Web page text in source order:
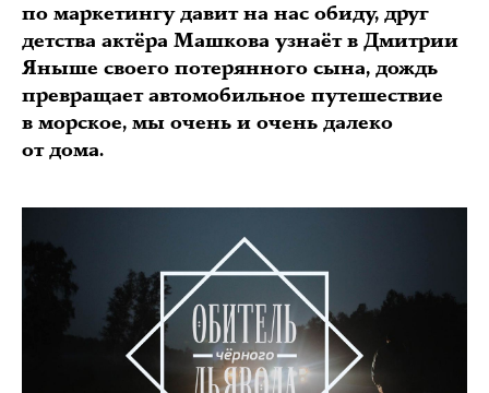
по маркетингу давит на нас обиду, друг
детства актёра Машкова узнаёт в Дмитрии
Яныше своего потерянного сына, дождь
превращает автомобильное путешествие
в морское, мы очень и очень далеко
от дома.